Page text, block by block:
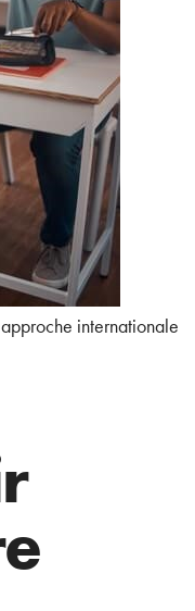
approche internationale